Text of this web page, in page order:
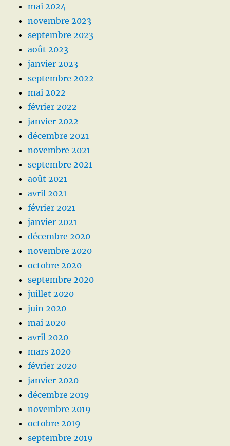
mai 2024
novembre 2023
septembre 2023
août 2023
janvier 2023
septembre 2022
mai 2022
février 2022
janvier 2022
décembre 2021
novembre 2021
septembre 2021
août 2021
avril 2021
février 2021
janvier 2021
décembre 2020
novembre 2020
octobre 2020
septembre 2020
juillet 2020
juin 2020
mai 2020
avril 2020
mars 2020
février 2020
janvier 2020
décembre 2019
novembre 2019
octobre 2019
septembre 2019